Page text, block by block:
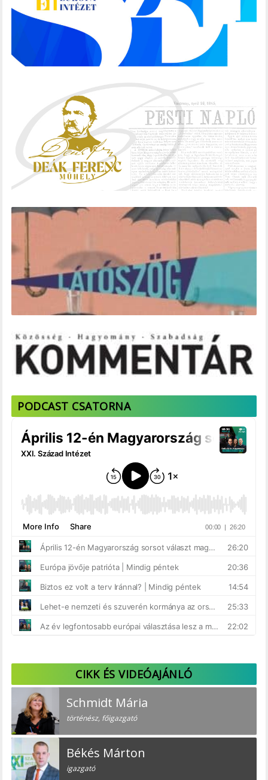
PODCAST CSATORNA
CIKK ÉS VIDEÓAJÁNLÓ
Schmidt Mária
történész, főigazgató
Békés Márton
igazgató